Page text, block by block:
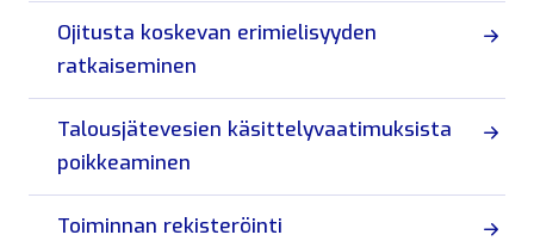
Ojitusta koskevan erimielisyyden
ratkaiseminen
Talousjätevesien käsittelyvaatimuksista
poikkeaminen
Toiminnan rekisteröinti